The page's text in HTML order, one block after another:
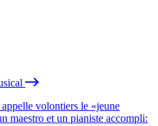
volontiers le «jeune
maestro et un pianiste accompli: